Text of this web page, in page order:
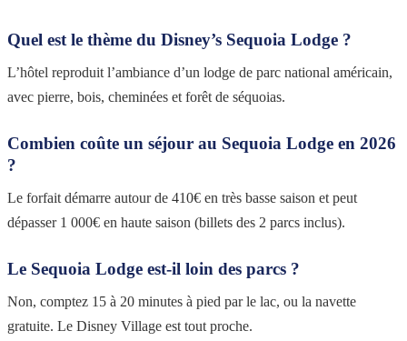
Quel est le thème du Disney’s Sequoia Lodge ?
L’hôtel reproduit l’ambiance d’un lodge de parc national américain,
avec pierre, bois, cheminées et forêt de séquoias.
Combien coûte un séjour au Sequoia Lodge en 2026
?
Le forfait démarre autour de 410€ en très basse saison et peut
dépasser 1 000€ en haute saison (billets des 2 parcs inclus).
Le Sequoia Lodge est-il loin des parcs ?
Non, comptez 15 à 20 minutes à pied par le lac, ou la navette
gratuite. Le Disney Village est tout proche.